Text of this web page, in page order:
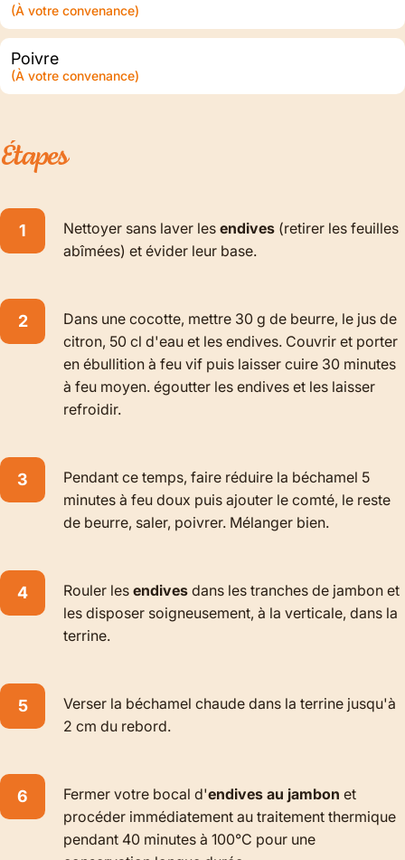
(À votre convenance)
Poivre
(À votre convenance)
Étapes
Nettoyer sans laver les endives (retirer les feuilles
abîmées) et évider leur base.
Dans une cocotte, mettre 30 g de beurre, le jus de
citron, 50 cl d'eau et les endives. Couvrir et porter
en ébullition à feu vif puis laisser cuire 30 minutes
à feu moyen. égoutter les endives et les laisser
refroidir.
Pendant ce temps, faire réduire la béchamel 5
minutes à feu doux puis ajouter le comté, le reste
de beurre, saler, poivrer. Mélanger bien.
Rouler les endives dans les tranches de jambon et
les disposer soigneusement, à la verticale, dans la
terrine.
Verser la béchamel chaude dans la terrine jusqu'à
2 cm du rebord.
Fermer votre bocal d'endives au jambon et
procéder immédiatement au traitement thermique
pendant 40 minutes à 100°C pour une